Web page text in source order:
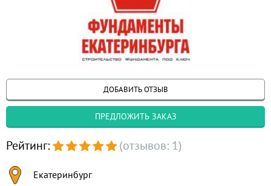
ДОБАВИТЬ ОТЗЫВ
ПРЕДЛОЖИТЬ ЗАКАЗ
Рейтинг: (отзывов: 1)
Екатеринбург